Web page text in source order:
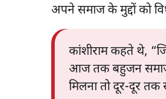
अपने समाज के मुद्दों को
कांशीराम कहते थे,
आज तक बहुजन समाज
मिलना तो दूर-दूर तक